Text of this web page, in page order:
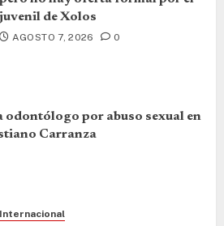
juvenil de Xolos
AGOSTO 7, 2026 0
odontólogo por abuso sexual en
Carranza
Internacional